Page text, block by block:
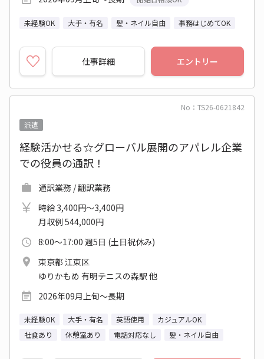
未経験OK 大手・有名 髪・ネイル自由 事務はじめてOK
仕事詳細 エントリー
No：TS26-0621842
派遣
経験活かせる☆グローバル展開のアパレル企業
での役員の通訳！
通訳業務 / 翻訳業務
時給 3,400円～3,400円
月収例 544,000円
8:00～17:00 週5日 (土日祝休み)
東京都 江東区
ゆりかもめ 有明テニスの森駅 他
2026年09月上旬～長期
未経験OK 大手・有名 英語使用
カジュアルOK
社食あり
休憩室あり 電話対応なし 髪・ネイル自由